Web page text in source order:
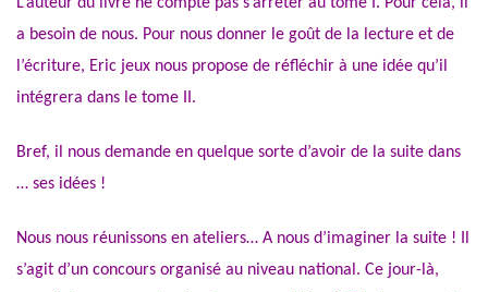
L’auteur du livre ne compte pas s’arrêter au tome I. Pour cela, il
a besoin de nous. Pour nous donner le goût de la lecture et de
l’écriture, Eric jeux nous propose de réfléchir à une idée qu’il
intégrera dans le tome II.
Bref, il nous demande en quelque sorte d’avoir de la suite dans
… ses idées !
Nous nous réunissons en ateliers… A nous d’imaginer la suite ! Il
s’agit d’un concours organisé au niveau national. Ce jour-là,